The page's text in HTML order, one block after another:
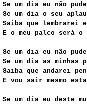
Se um dia eu não
Se um dia o seu
Saiba que lembrarei
E o meu palco será
Se um dia eu não
Se um dia as minhas
Saiba que andarei
E vou sair mesmo
Se um dia eu deste